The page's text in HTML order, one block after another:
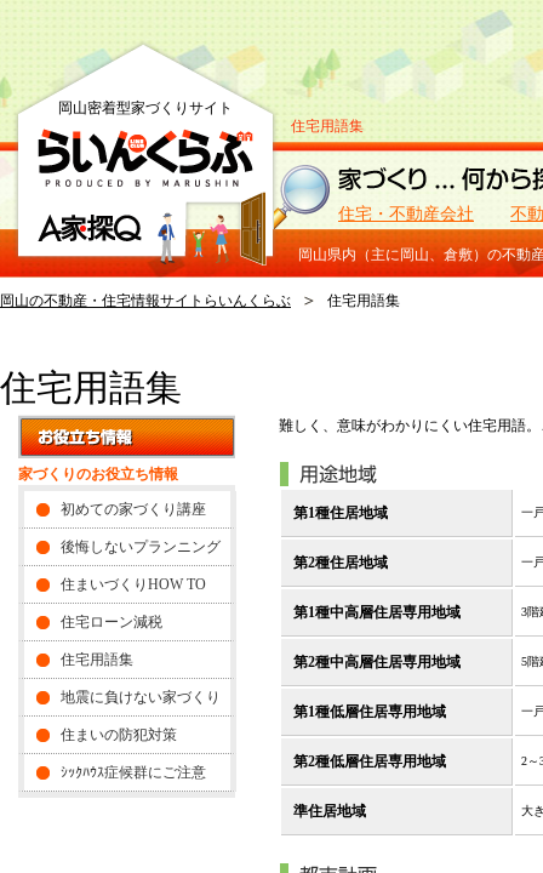
住宅用語集
岡山密着型家づくりサイト
住宅・不動産会社 不
岡山県内（主に岡山、倉敷）の不動
岡山の不動産・住宅情報サイトらいんくらぶ 住宅用語集
住宅用語集
家づくりのお役立ち情報
初めての家づくり講座
後悔しないプランニング
住まいづくりHOW TO
住宅ローン減税
住宅用語集
地震に負けない家づくり
住まいの防犯対策
ｼｯｸﾊｳｽ症候群にご注意
難しく、意味がわかりにくい住宅用語
第1種住居地域 一
第2種住居地域 一
第1種中高層住居専用地域 3階
第2種中高層住居専用地域 5階
第1種低層住居専用地域 一
第2種低層住居専用地域 2～
準住居地域 大